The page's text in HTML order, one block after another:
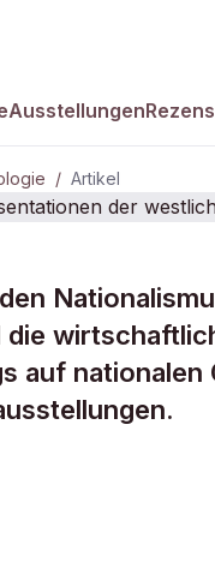
Ausstellungen
/ Artikel
ARCHÄOLOGIE
auf